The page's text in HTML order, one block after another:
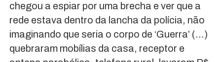
chegou a espiar por uma brecha e ver que a
rede estava dentro da lancha da polícia, não
imaginando que seria o corpo de ‘Guerra’ (…)
quebraram mobílias da casa, receptor e